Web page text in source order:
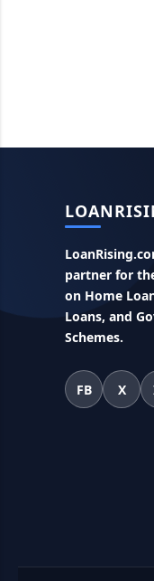
partner for
on Home
Loans, and
Schemes.
FB X